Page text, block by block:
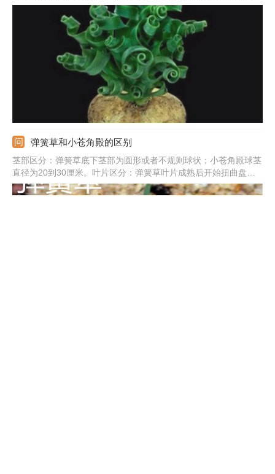
透气透水。弹簧草比较喜欢潮湿的环境，但注意不要浇过多的水。
可以适当施加花肥，一个月可以施加一次稀释后的肥水。
弹簧草和小苍角殿的区别
茎部区分：弹簧草底下茎部为圆形或者不规则球状；小苍角殿球茎
直径为20到30厘米。叶片区分：弹簧草叶片成熟后开始扭曲盘
旋，成为弹簧状；小苍角殿叶片颜色为浅绿色。花朵区分：前者花
梗极长，花朵颜色为淡黄色；后者花朵颜色为绿白色。